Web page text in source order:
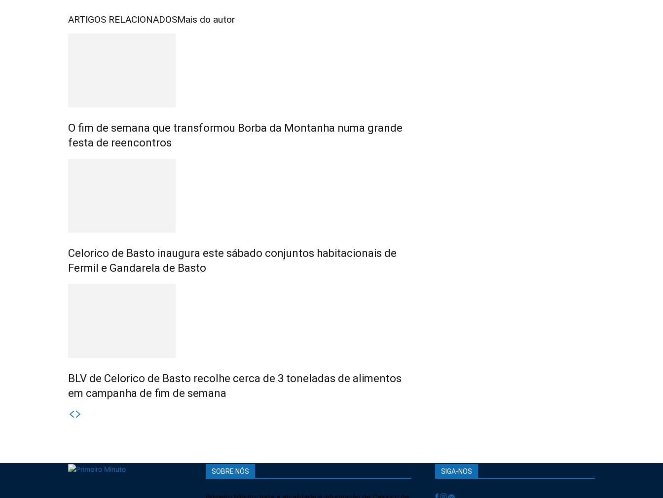
ARTIGOS RELACIONADOSMais do autor
O fim de semana que transformou Borba da Montanha numa grande
festa de reencontros
Celorico de Basto inaugura este sábado conjuntos habitacionais de
Fermil e Gandarela de Basto
BLV de Celorico de Basto recolhe cerca de 3 toneladas de alimentos
em campanha de fim de semana
SOBRE NÓS SIGA-NOS